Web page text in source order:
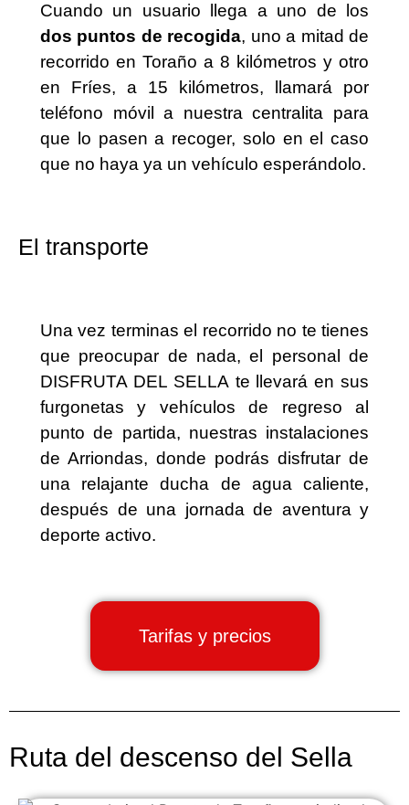
Cuando un usuario llega a uno de los
dos puntos de recogida, uno a mitad de
recorrido en Toraño a 8 kilómetros y otro
en Fríes, a 15 kilómetros, llamará por
teléfono móvil a nuestra centralita para
que lo pasen a recoger, solo en el caso
que no haya ya un vehículo esperándolo.
El transporte
Una vez terminas el recorrido no te tienes
que preocupar de nada, el personal de
DISFRUTA DEL SELLA te llevará en sus
furgonetas y vehículos de regreso al
punto de partida, nuestras instalaciones
de Arriondas, donde podrás disfrutar de
una relajante ducha de agua caliente,
después de una jornada de aventura y
deporte activo.
Tarifas y precios
Ruta del descenso del Sella